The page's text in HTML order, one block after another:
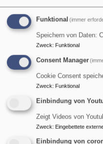
Pfarrerin Heike-Andrea
Garmisch-Partenkirchen
Funktional (immer
Speichern von Daten:
Zweck: Funktional
Consent Manager
Cookie Consent
Zweck: Funktional
Einbindung von
Zeigt Videos von
Zweck: Eingebettete
Einbindung von